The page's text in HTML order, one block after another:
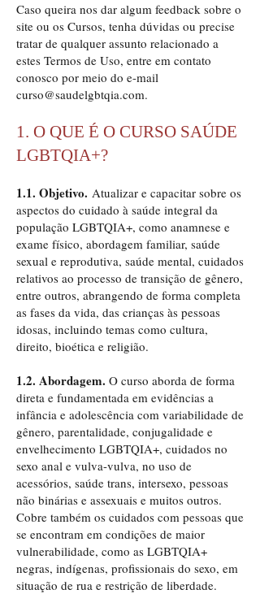
Caso queira nos dar algum feedback sobre o
site ou os Cursos, tenha dúvidas ou precise
tratar de qualquer assunto relacionado a
estes Termos de Uso, entre em contato
conosco por meio do e-mail
curso@saudelgbtqia.com.
1. O QUE É O CURSO SAÚDE
LGBTQIA+?
1.1. Objetivo. Atualizar e capacitar sobre os
aspectos do cuidado à saúde integral da
população LGBTQIA+, como anamnese e
exame físico, abordagem familiar, saúde
sexual e reprodutiva, saúde mental, cuidados
relativos ao processo de transição de gênero,
entre outros, abrangendo de forma completa
as fases da vida, das crianças às pessoas
idosas, incluindo temas como cultura,
direito, bioética e religião.
1.2. Abordagem. O curso aborda de forma
direta e fundamentada em evidências a
infância e adolescência com variabilidade de
gênero, parentalidade, conjugalidade e
envelhecimento LGBTQIA+, cuidados no
sexo anal e vulva-vulva, no uso de
acessórios, saúde trans, intersexo, pessoas
não binárias e assexuais e muitos outros.
Cobre também os cuidados com pessoas que
se encontram em condições de maior
vulnerabilidade, como as LGBTQIA+
negras, indígenas, profissionais do sexo, em
situação de rua e restrição de liberdade.